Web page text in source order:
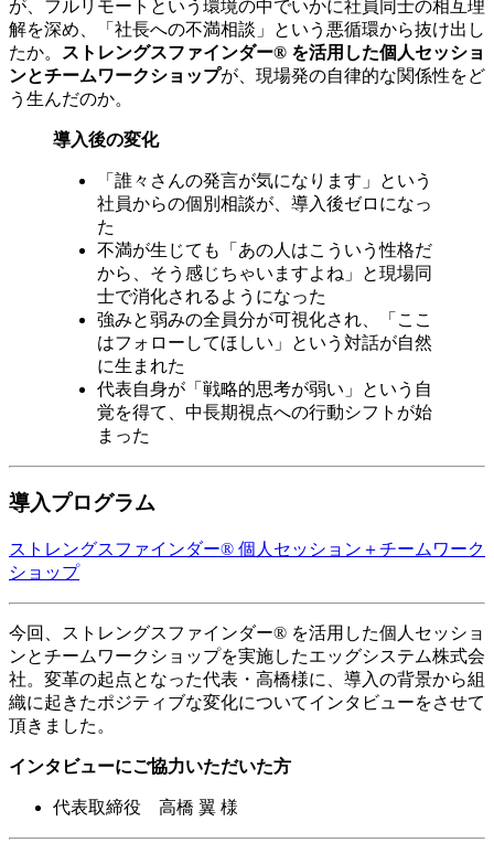
が、フルリモートという環境の中でいかに社員同士の相互理
解を深め、「社長への不満相談」という悪循環から抜け出し
たか。
ストレングスファインダー® を活用した個人セッショ
ンとチームワークショップが、現場発の自律的な関係性をど
う生んだのか。
導入後の変化
「誰々さんの発言が気になります」という
社員からの個別相談が、導入後ゼロになっ
た
不満が生じても「あの人はこういう性格だ
から、そう感じちゃいますよね」と現場同
士で消化されるようになった
強みと弱みの全員分が可視化され、「ここ
はフォローしてほしい」という対話が自然
に生まれた
代表自身が「戦略的思考が弱い」という自
覚を得て、中長期視点への行動シフトが始
まった
導入プログラム
ストレングスファインダー® 個人セッション＋チームワーク
ショップ
今回、ストレングスファインダー® を活用した個人セッショ
ンとチームワークショップを実施したエッグシステム株式会
社。変革の起点となった代表・高橋様に、導入の背景から組
織に起きたポジティブな変化についてインタビューをさせて
頂きました。
インタビューにご協力いただいた方
代表取締役 高橋 翼 様